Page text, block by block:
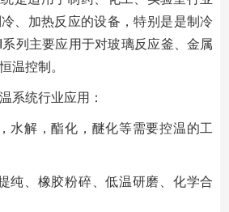
、加热反应的设备，特别是是制冷
列主要应用于对玻璃反应釜、金属
温控制。
系统行业应用：
水解，酯化，醚化等需要控温的工
纯、橡胶粉碎、低温研磨、化学合